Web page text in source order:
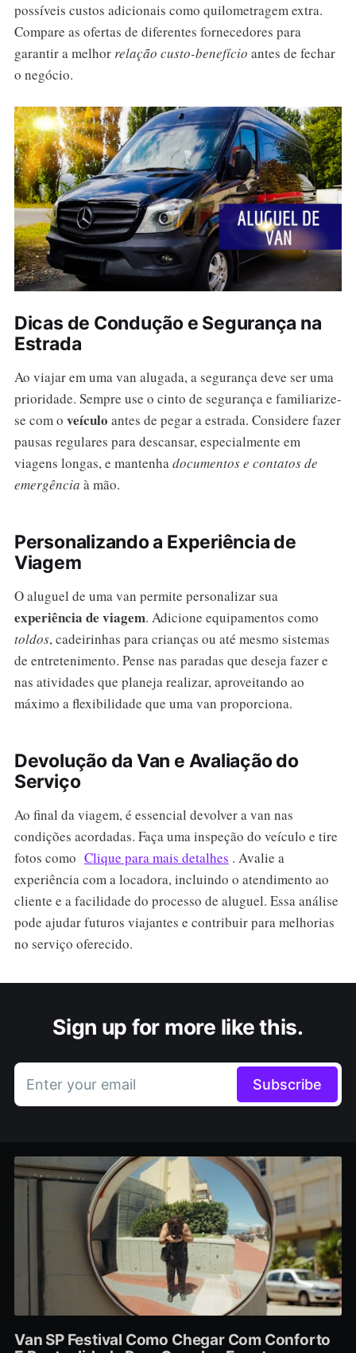
possíveis custos adicionais como quilometragem extra.
Compare as ofertas de diferentes fornecedores para
garantir a melhor relação custo-benefício antes de fechar
o negócio.
Dicas de Condução e Segurança na
Estrada
Ao viajar em uma van alugada, a segurança deve ser uma
prioridade. Sempre use o cinto de segurança e familiarize-
se com o veículo antes de pegar a estrada. Considere fazer
pausas regulares para descansar, especialmente em
viagens longas, e mantenhadocumentos e contatos de
emergência à mão.
Personalizando a Experiência de
Viagem
O aluguel de uma van permite personalizar sua
experiência de viagem. Adicione equipamentos como
toldos, cadeirinhas para crianças ou até mesmo sistemas
de entretenimento. Pense nas paradas que deseja fazer e
nas atividades que planeja realizar, aproveitando ao
máximo a flexibilidade que uma van proporciona.
Devolução da Van e Avaliação do
Serviço
Ao final da viagem, é essencial devolver a van nas
condições acordadas. Faça uma inspeção do veículo e tire
fotos como Clique para mais detalhes . Avalie a
experiência com a locadora, incluindo o atendimento ao
cliente e a facilidade do processo de aluguel. Essa análise
pode ajudar futuros viajantes e contribuir para melhorias
no serviço oferecido.
Sign up for more like this.
Enter your email Subscribe
Van SP Festival Como Chegar Com Conforto